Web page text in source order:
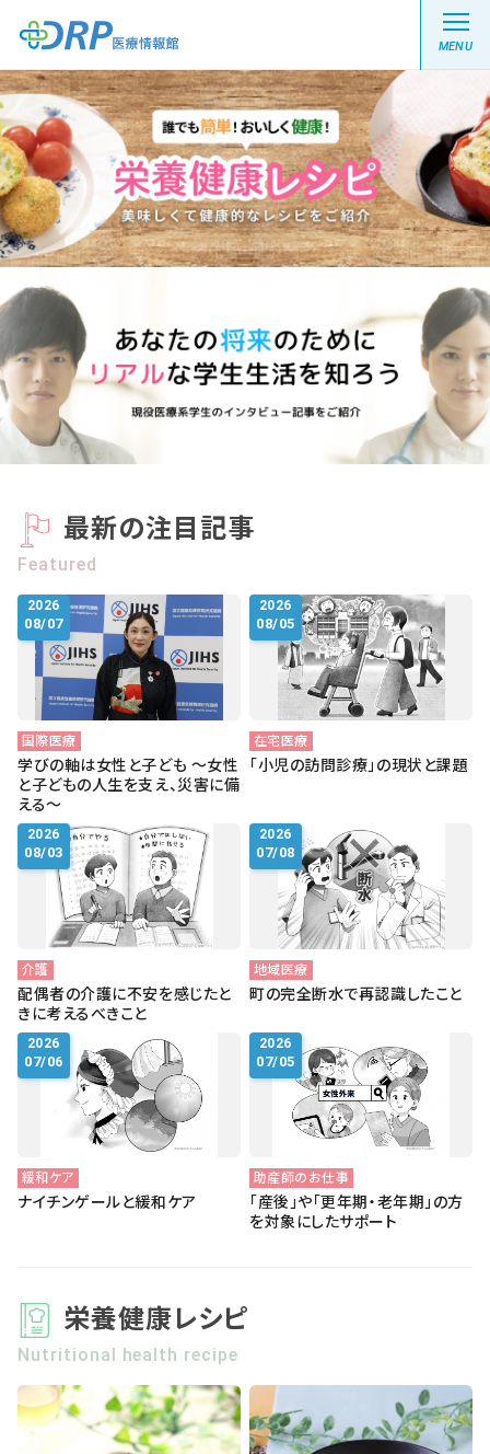
MENU
最新の注目記事
栄養健康レシピ
医療系学生記事
健康川柳
DRP医療情報館とは?
お知らせ
お問い合わせ
最新の注目記事
Featured
2026
08/07
国際医療
学びの軸は女性と子ども ～女性
と子どもの人生を支え、災害に備
える～
2026
08/05
在宅医療
「小児の訪問診療」の現状と課題
2026
08/03
介護
配偶者の介護に不安を感じたと
きに考えるべきこと
2026
07/08
地域医療
町の完全断水で再認識したこと
2026
07/06
緩和ケア
ナイチンゲールと緩和ケア
2026
07/05
助産師のお仕事
「産後」や「更年期・老年期」の方
を対象にしたサポート
栄養健康レシピ
Nutritional health recipe